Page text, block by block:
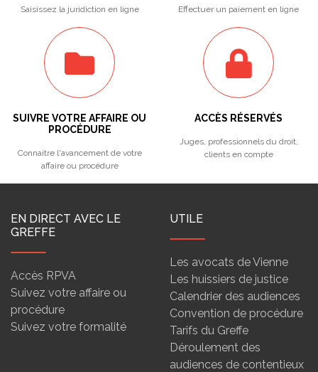
Saisissez la juridiction en ligne Effectuer un paiement en ligne
SUIVRE VOTRE AFFAIRE OU
PROCÉDURE
Connaitre l'avancement de votre
affaire ou procédure
ACCÈS RÉSERVÉS
Juges, professionnels du droit,
clients en compte
EN DIRECT AVEC LE
GREFFE
Accès RPVA
Suivez votre affaire ou
procédure
Suivez votre formalité
UTILE
Les avocats de Vienne
Les huissiers de justice
Calendrier des audiences
Convention de procédure
Tarifs du Greffe
Déroulement des
audiences de contentieux